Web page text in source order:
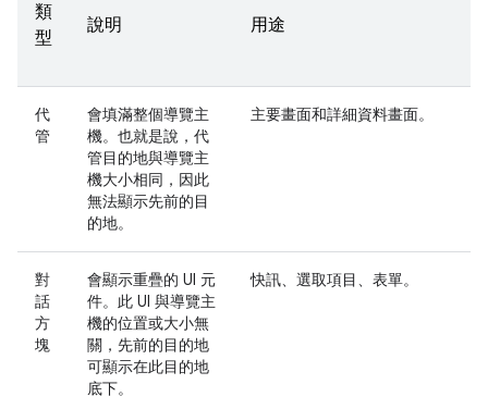
類
型
說明 用途
代
管
會填滿整個導覽主
機。也就是說，代
管目的地與導覽主
機大小相同，因此
無法顯示先前的目
的地。
主要畫面和詳細資料畫面。
對
話
方
塊
會顯示重疊的 UI 元
件。此 UI 與導覽主
機的位置或大小無
關，先前的目的地
可顯示在此目的地
底下。
快訊、選取項目、表單。